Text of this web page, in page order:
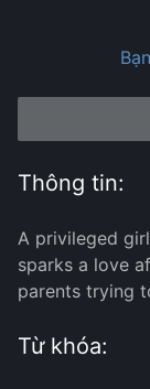
Thông tin:
A privileged
sparks a love
parents trying
Từ khóa: